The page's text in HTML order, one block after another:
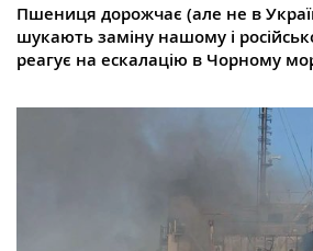
Пшениця дорожчає (але не в
шукають заміну нашому і
реагує на ескалацію в Чорному